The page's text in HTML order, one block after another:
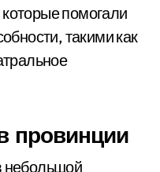
помогали
такими как
провинции
небольшой